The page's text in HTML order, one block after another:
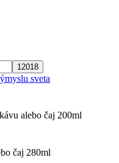
alebo čaj 200ml